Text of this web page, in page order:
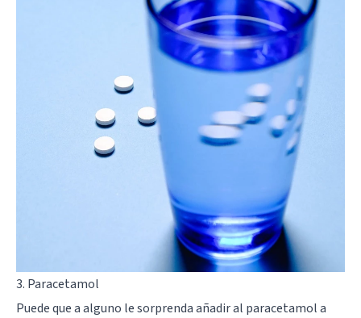
3. Paracetamol
Puede que a alguno le sorprenda añadir al paracetamol a